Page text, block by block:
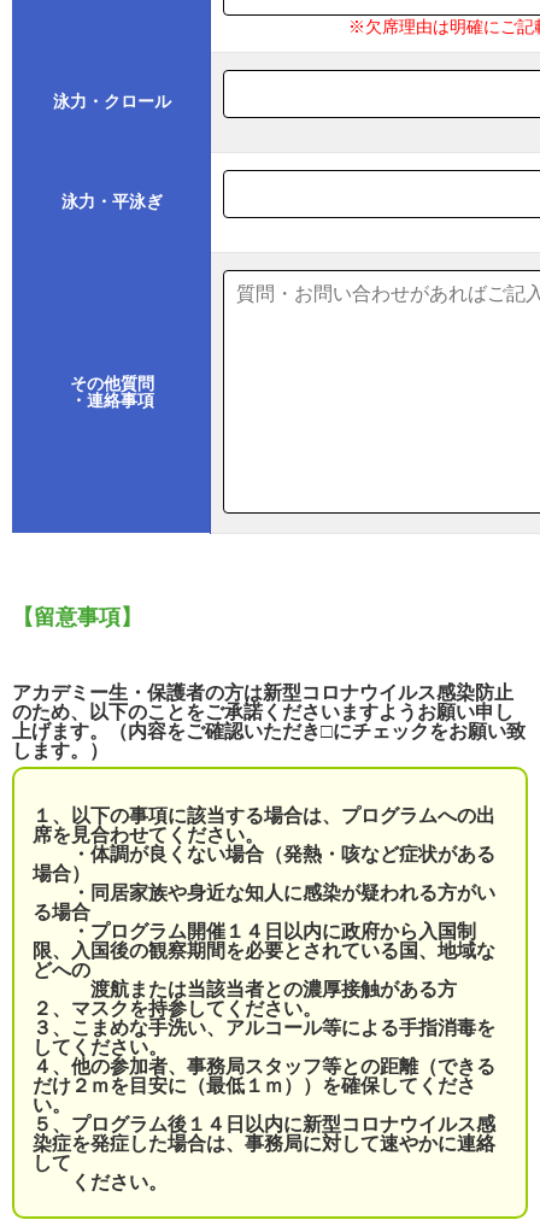
※欠席理由は明確にご記
泳力・クロール
泳力・平泳ぎ
その他質問
・連絡事項
【留意事項】
アカデミー生・保護者の方は新型コロナウイルス感染防止
のため、以下のことをご承諾くださいますようお願い申し
上げます。（内容をご確認いただき□にチェックをお願い致
します。）
１、以下の事項に該当する場合は、プログラムへの出
席を見合わせてください。
・体調が良くない場合（発熱・咳など症状がある
場合）
・同居家族や身近な知人に感染が疑われる方がい
る場合
・プログラム開催１４日以内に政府から入国制
限、入国後の観察期間を必要とされている国、地域な
どへの
渡航または当該当者との濃厚接触がある方
２、マスクを持参してください。
３、こまめな手洗い、アルコール等による手指消毒を
してください。
４、他の参加者、事務局スタッフ等との距離（できる
だけ２ｍを目安に（最低１ｍ））を確保してくださ
い。
５、プログラム後１４日以内に新型コロナウイルス感
染症を発症した場合は、事務局に対して速やかに連絡
して
ください。